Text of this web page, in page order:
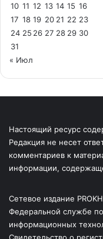
10 11 12 13 14 15 16
17 18 19 20 21 22 23
24 25 26 27 28 29 30
31
« Июл
Настоящий ресурс
Редакция не несет
комментариев к
информации,
Сетевое издание
Федеральной службе
информационных